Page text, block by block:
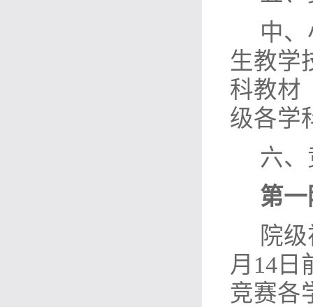
中
生教学
科教材
级各学
六
第
院
月14日
竞赛各